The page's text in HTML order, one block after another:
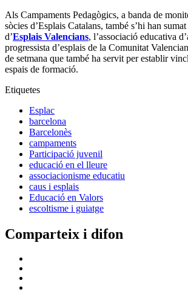
Als Campaments Pedagògics, a banda de
sòcies d’Esplais Catalans, també s’hi han
d’Esplais Valencians, l’associació educativa
progressista d’esplais de la Comunitat
de setmana que també ha servit per establir
espais de formació.
Etiquetes
Esplac
barcelona
Barcelonès
campaments
Participació juvenil
educació en el lleure
associacionisme educatiu
caus i esplais
Educació en Valors
escoltisme i guiatge
Comparteix i difon